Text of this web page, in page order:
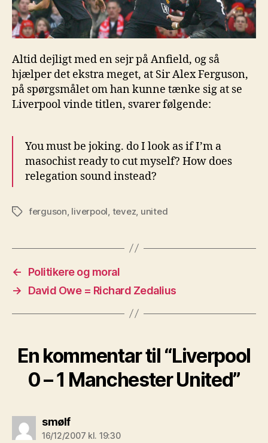
Altid dejligt med en sejr på Anfield, og så
hjælper det ekstra meget, at Sir Alex Ferguson,
på spørgsmålet om han kunne tænke sig at se
Liverpool vinde titlen, svarer følgende:
You must be joking. do I look as if I’m a
masochist ready to cut myself? How does
relegation sound instead?
Tagsferguson, liverpool, tevez, united
←
Politikere og moral
→
David Owe = Richard Zedalius
En kommentar til “Liverpool
0 – 1 Manchester United”
smølfsiger:
16/12/2007 kl. 19:30